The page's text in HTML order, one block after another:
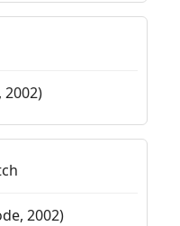
2002)
2002)